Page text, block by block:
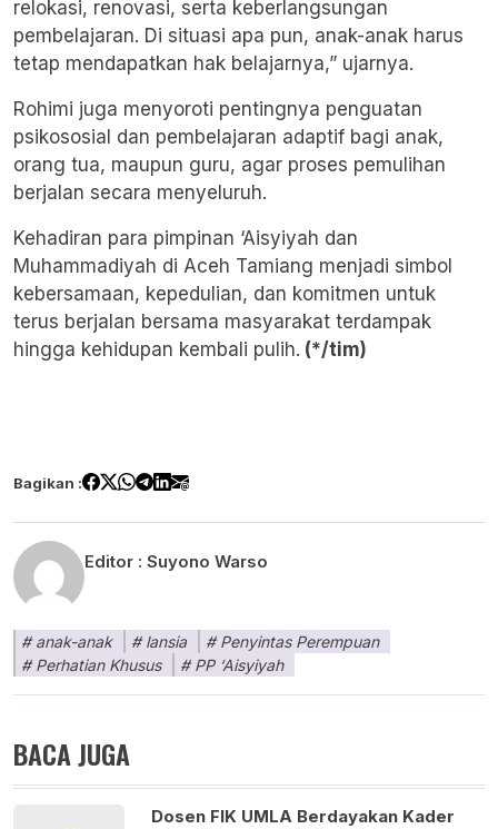
relokasi, renovasi, serta keberlangsungan
pembelajaran. Di situasi apa pun, anak-anak harus
tetap mendapatkan hak belajarnya,” ujarnya.
Rohimi juga menyoroti pentingnya penguatan
psikososial dan pembelajaran adaptif bagi anak,
orang tua, maupun guru, agar proses pemulihan
berjalan secara menyeluruh.
Kehadiran para pimpinan ‘Aisyiyah dan
Muhammadiyah di Aceh Tamiang menjadi simbol
kebersamaan, kepedulian, dan komitmen untuk
terus berjalan bersama masyarakat terdampak
hingga kehidupan kembali pulih. (*/tim)
Bagikan :
Editor : Suyono Warso
anak-anak lansia
Penyintas Perempuan
Perhatian Khusus
PP ‘Aisyiyah
BACA JUGA
Dosen FIK UMLA Berdayakan Kader